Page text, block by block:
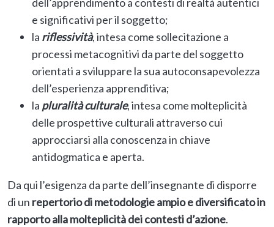
e significativi per il soggetto;
la riflessività, intesa come sollecitazione a
processi metacognitivi da parte del soggetto
orientati a sviluppare la sua autoconsapevolezza
dell’esperienza apprenditiva;
la pluralitàculturale, intesa come molteplicità
delle prospettive culturali attraverso cui
approcciarsi alla conoscenza in chiave
antidogmatica e aperta.
Da qui l’esigenza da parte dell’insegnante di disporre
di un repertorio di metodologie ampio e diversificato in
rapporto alla molteplicità dei contesti d’azione.